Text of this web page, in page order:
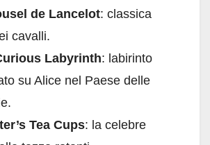
de Lancelot: classica
cavalli.
Labyrinth: labirinto
su Alice nel Paese delle
Tea Cups: la celebre